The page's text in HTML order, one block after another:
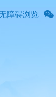
无障碍浏览